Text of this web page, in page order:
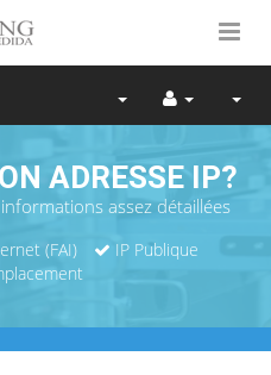
ADRESSE IP?
assez détaillées
(FAI)
IP Publique